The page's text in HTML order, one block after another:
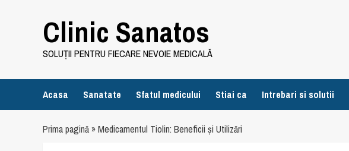
Clinic Sanatos
SOLUȚII PENTRU FIECARE NEVOIE MEDICALĂ
Acasa Sanatate Sfatul medicului Stiai ca Intrebari si solutii
Prima pagină»Medicamentul Tiolin: Beneficii și Utilizări